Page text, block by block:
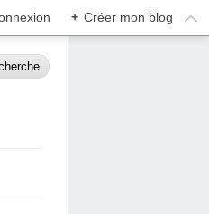
+ Créer mon blog